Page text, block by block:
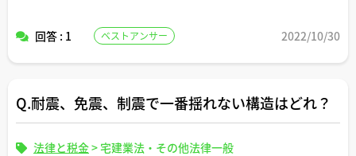
回答 : 1 ベストアンサー 2022/10/30
Q.耐震、免震、制震で一番揺れない構造はどれ？
法律と税金>宅建業法・その他法律一般